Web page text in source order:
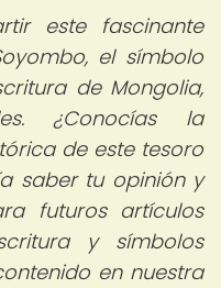
este fascinante
el símbolo
de Mongolia,
¿Conocías la
de este tesoro
saber tu opinión y
futuros artículos
y símbolos
en nuestra